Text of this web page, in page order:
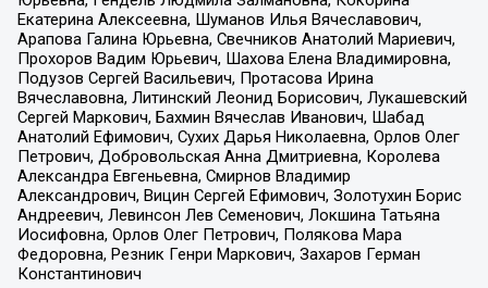
Екатерина Алексеевна, Шуманов Илья Вячеславович,
Арапова Галина Юрьевна, Свечников Анатолий Мариевич,
Прохоров Вадим Юрьевич, Шахова Елена Владимировна,
Подузов Сергей Васильевич, Протасова Ирина
Вячеславовна, Литинский Леонид Борисович, Лукашевский
Сергей Маркович, Бахмин Вячеслав Иванович, Шабад
Анатолий Ефимович, Сухих Дарья Николаевна, Орлов Олег
Петрович, Добровольская Анна Дмитриевна, Королева
Александра Евгеньевна, Смирнов Владимир
Александрович, Вицин Сергей Ефимович, Золотухин Борис
Андреевич, Левинсон Лев Семенович, Локшина Татьяна
Иосифовна, Орлов Олег Петрович, Полякова Мара
Федоровна, Резник Генри Маркович, Захаров Герман
Константинович